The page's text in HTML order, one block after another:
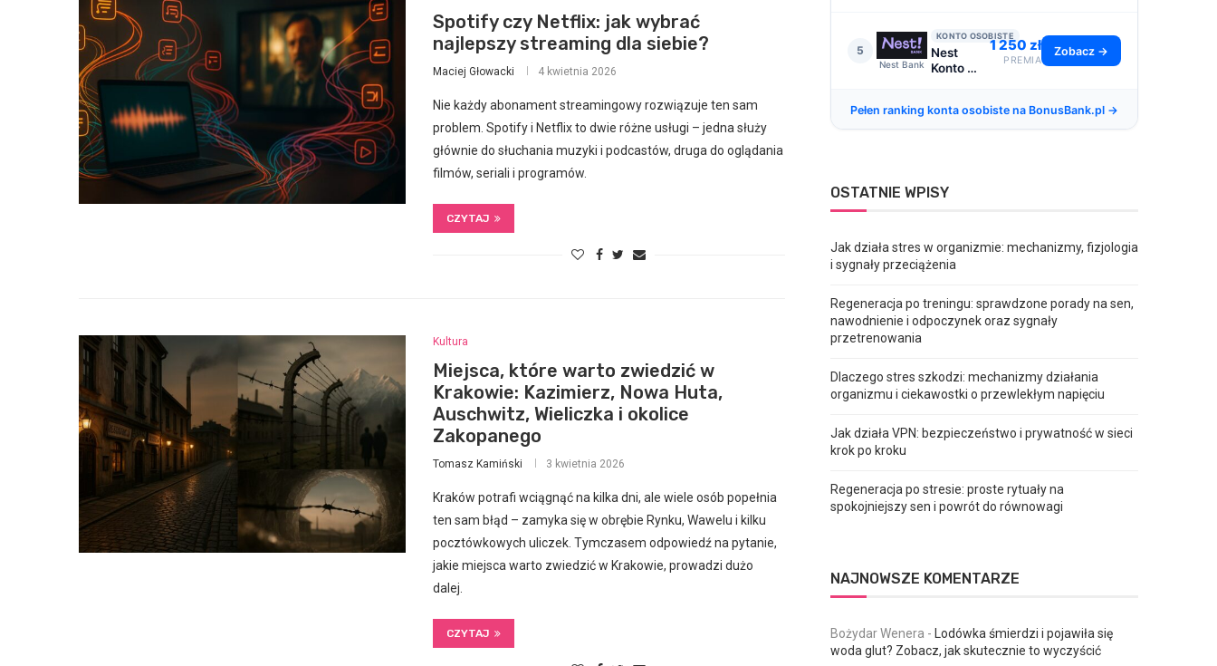
Spotify czy Netflix: jak wybrać
najlepszy streaming dla siebie?
Maciej Głowacki 4 kwietnia 2026
Nie każdy abonament streamingowy rozwiązuje ten sam
problem. Spotify i Netflix to dwie różne usługi – jedna służy
głównie do słuchania muzyki i podcastów, druga do oglądania
filmów, seriali i programów.
CZYTAJ
Kultura
Miejsca, które warto zwiedzić w
Krakowie: Kazimierz, Nowa Huta,
Auschwitz, Wieliczka i okolice
Zakopanego
Tomasz Kamiński 3 kwietnia 2026
Kraków potrafi wciągnąć na kilka dni, ale wiele osób popełnia
ten sam błąd – zamyka się w obrębie Rynku, Wawelu i kilku
pocztówkowych uliczek. Tymczasem odpowiedź na pytanie,
jakie miejsca warto zwiedzić w Krakowie, prowadzi dużo
dalej.
CZYTAJ
5
Nest Bank
KONTO OSOBISTE
Nest
Konto -
1 250 zł
PREMIA
Zobacz →
Pełen ranking konta osobiste na BonusBank.pl →
OSTATNIE WPISY
Jak działa stres w organizmie: mechanizmy, fizjologia
i sygnały przeciążenia
Regeneracja po treningu: sprawdzone porady na sen,
nawodnienie i odpoczynek oraz sygnały
przetrenowania
Dlaczego stres szkodzi: mechanizmy działania
organizmu i ciekawostki o przewlekłym napięciu
Jak działa VPN: bezpieczeństwo i prywatność w sieci
krok po kroku
Regeneracja po stresie: proste rytuały na
spokojniejszy sen i powrót do równowagi
NAJNOWSZE KOMENTARZE
Bożydar Wenera -
Lodówka śmierdzi i pojawiła się
woda glut? Zobacz, jak skutecznie to wyczyścić